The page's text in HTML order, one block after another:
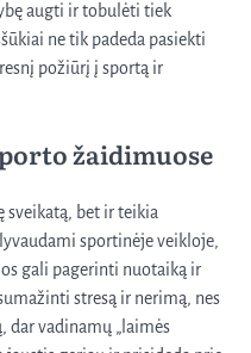
augti ir tobulėti tiek
ne tik padeda pasiekti
požiūrį į sportą ir
žaidimuose
bet ir teikia
sportinėje veikloje,
gali pagerinti nuotaiką ir
stresą ir nerimą, nes
dar vadinamų „laimės